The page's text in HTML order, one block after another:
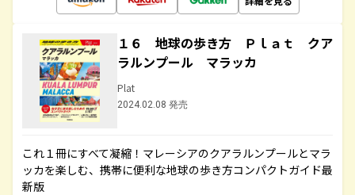
１６ 地球の歩き方 Ｐｌａｔ クア
ラルンプール マラッカ
Plat
2024.02.08 発売
これ１冊にすべて凝縮！マレーシアのクアラルンプールとマラ
ッカを楽しむ、携帯に便利な地球の歩き方コンパクトガイド最
新版